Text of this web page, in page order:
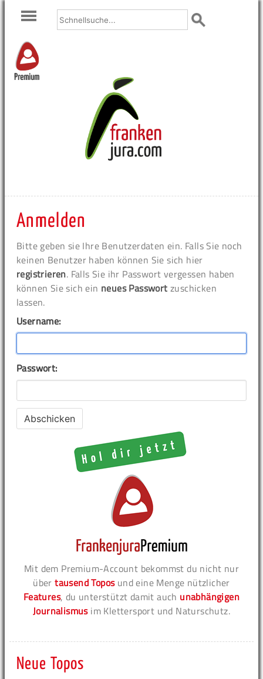
Premium
Anmelden
Bitte geben sie Ihre Benutzerdaten ein. Falls Sie noch
keinen Benutzer haben können Sie sich hier
registrieren. Falls Sie ihr Passwort vergessen haben
können Sie sich ein neues Passwort zuschicken
lassen.
Username:
Passwort:
Mit dem Premium-Account bekommst du nicht nur
übertausend Toposund eine Menge nützlicher
Features, du unterstützt damit auch unabhängigen
Journalismusim Klettersport und Naturschutz.
Neue Topos